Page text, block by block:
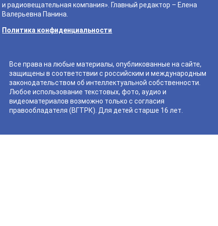
и радиовещательная компания». Главный редактор – Елена
Валерьевна Панина.
Политика конфиденциальности
Все права на любые материалы, опубликованные на сайте,
защищены в соответствии с российским и международным
законодательством об интеллектуальной собственности.
Любое использование текстовых, фото, аудио и
видеоматериалов возможно только с согласия
правообладателя (ВГТРК). Для детей старше 16 лет.